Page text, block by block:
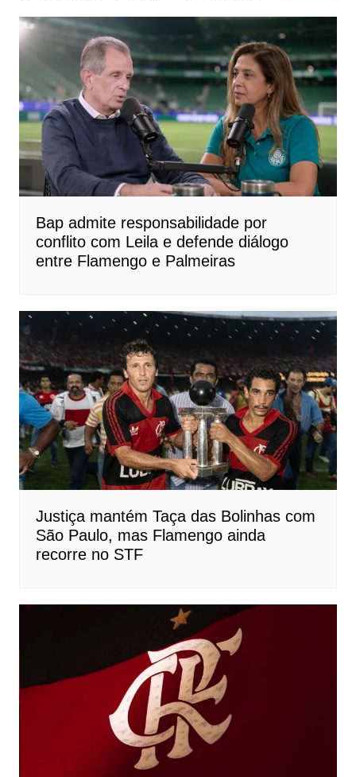
Bap admite responsabilidade por
conflito com Leila e defende diálogo
entre Flamengo e Palmeiras
Justiça mantém Taça das Bolinhas com
São Paulo, mas Flamengo ainda
recorre no STF